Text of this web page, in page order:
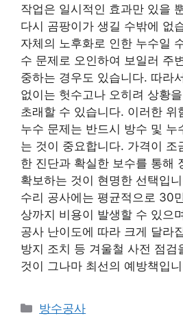
작업은 일시적인 효과만 있을
다시 곰팡이가 생길 수밖에 없
자체의 노후화로 인한 누수일
수 문제로 오인하여 보일러 주
중하는 경우도 있습니다. 따라
없이는 헛수고나 오히려 상황
초래할 수 있습니다. 이러한 위
누수 문제는 반드시 방수 및 누
는 것이 중요합니다. 가격이 조
한 진단과 확실한 보수를 통해
확보하는 것이 현명한 선택입
수리 공사에는 평균적으로 30
상까지 비용이 발생할 수 있으
공사 난이도에 따라 크게 달라
방지 조치 등 겨울철 사전 점검
것이 그나마 최선의 예방책입
카
방수공사